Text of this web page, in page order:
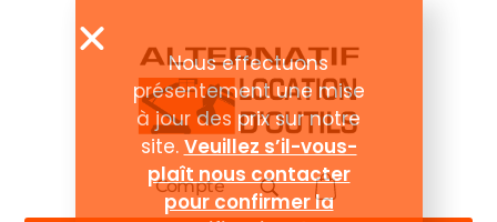
Compte
Nous effectuons
présentement une mise
à jour des prix sur notre
site. Veuillez s’il-vous-
plaît nous contacter
pour confirmer la